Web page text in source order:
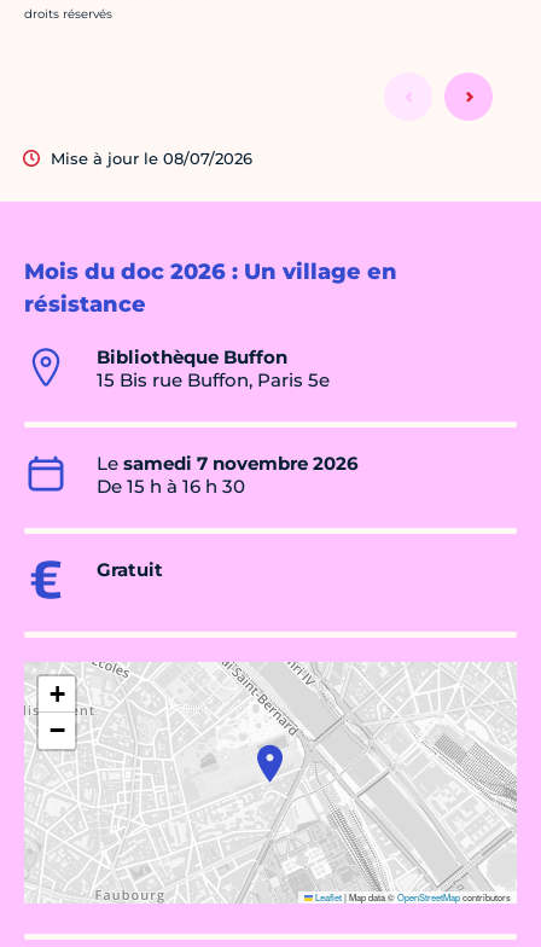
Mois du doc 2026 : Un village en
résistance
Bibliothèque Buffon
15 Bis rue Buffon, Paris 5e
Le samedi 7 novembre 2026
De 15 h à 16 h 30
Gratuit
+
−
Leaflet|Map data ©OpenStreetMapcontributors
Crédit photo :
droits réservés
Mise à jour le 08/07/2026